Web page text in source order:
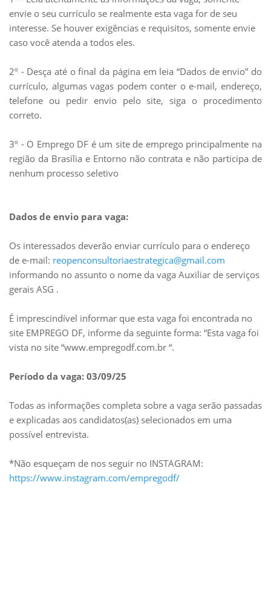
envie o seu currículo se realmente esta vaga for de seu
interesse. Se houver exigências e requisitos, somente envie
caso você atenda a todos eles.
2º - Desça até o final da página em leia “Dados de envio” do
currículo, algumas vagas podem conter o e-mail, endereço,
telefone ou pedir envio pelo site, siga o procedimento
correto.
3º - O Emprego DF é um site de emprego principalmente na
região da Brasília e Entorno não contrata e não participa de
nenhum processo seletivo
Dados de envio para vaga:
Os interessados deverão enviar currículo para o endereço
de e-mail: reopenconsultoriaestrategica@gmail.com
informando no assunto o nome da vaga Auxiliar de serviços
gerais ASG .
É imprescindível informar que esta vaga foi encontrada no
site EMPREGO DF, informe da seguinte forma: “Esta vaga foi
vista no site “www.empregodf.com.br “.
Período da vaga: 03/09/25
Todas as informações completa sobre a vaga serão passadas
e explicadas aos candidatos(as) selecionados em uma
possível entrevista.
*Não esqueçam de nos seguir no INSTAGRAM:
https://www.instagram.com/empregodf/